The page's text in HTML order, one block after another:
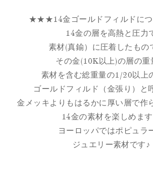
★★★14金ゴールドフィルドに
14金の層を高熱と圧力
素材(真鍮）に圧着したもの
その金(10K以上)の層の重
素材を含む総重量の1/20以上
ゴールドフィルド（金張り）と
金メッキよりもはるかに厚い層で作
14金の素材を楽しめま
ヨーロッパではポピュラ
ジュエリー素材です♪